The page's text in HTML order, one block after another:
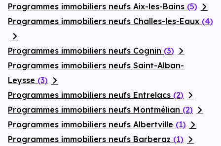
Programmes immobiliers neufs Aix-les-Bains (5)
Programmes immobiliers neufs Challes-les-Eaux (4)
Programmes immobiliers neufs Cognin (3)
Programmes immobiliers neufs Saint-Alban-
Leysse (3)
Programmes immobiliers neufs Entrelacs (2)
Programmes immobiliers neufs Montmélian (2)
Programmes immobiliers neufs Albertville (1)
Programmes immobiliers neufs Barberaz (1)